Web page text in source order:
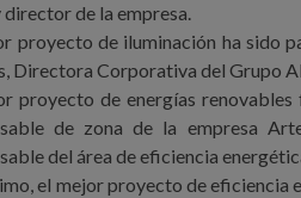
director de la empresa.
proyecto de iluminación ha sido
Directora Corporativa del Grupo
proyecto de energías
de zona de la empresa
del área de eficiencia
el mejor proyecto de eficiencia